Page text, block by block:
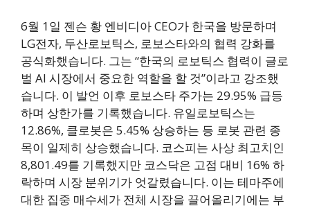
6월 1일 젠슨 황 엔비디아 CEO가 한국을 방문하며
LG전자, 두산로보틱스, 로보스타와의 협력 강화를
공식화했습니다. 그는 “한국의 로보틱스 협력이 글로
벌 AI 시장에서 중요한 역할을 할 것”이라고 강조했
습니다. 이 발언 이후 로보스타 주가는 29.95% 급등
하며 상한가를 기록했습니다. 유일로보틱스는
12.86%, 클로봇은 5.45% 상승하는 등 로봇 관련 종
목이 일제히 상승했습니다. 코스피는 사상 최고치인
8,801.49를 기록했지만 코스닥은 고점 대비 16% 하
락하며 시장 분위기가 엇갈렸습니다. 이는 테마주에
대한 집중 매수세가 전체 시장을 끌어올리기에는 부